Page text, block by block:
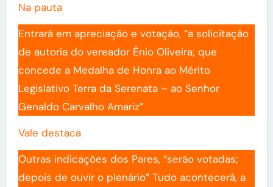
Na pauta
Entrará em apreciação e votação, “a solicitação
de autoria do vereador Ênio Oliveira; que
concede a Medalha de Honra ao Mérito
Legislativo Terra da Serenata – ao Senhor
Genaldo Carvalho Amariz”
Vale destaca
Outras indicações dos Pares, “serão votadas;
depois de ouvir o plenário” Tudo acontecerá, a